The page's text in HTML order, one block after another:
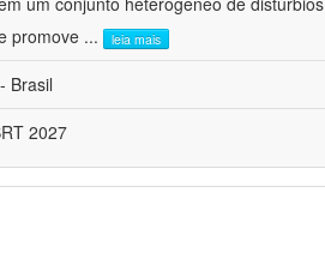
promove ... leia mais
Brasil
2027